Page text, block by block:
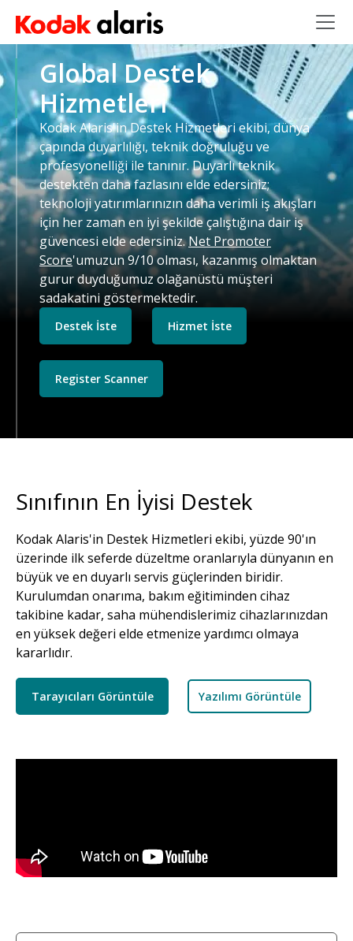
Global Destek
Hizmetleri
Kodak Alaris'in Destek Hizmetleri ekibi, dünya
çapında duyarlılığı, teknik doğruluğu ve
profesyonelliği ile tanınır. Duyarlı teknik
destekten daha fazlasını elde edersiniz;
teknoloji yatırımlarınızın daha verimli iş akışları
için her zaman en iyi şekilde çalıştığına dair iş
güvencesi elde edersiniz.Net Promoter
Score'umuzun 9/10 olması, kazanmış olmaktan
gurur duyduğumuz olağanüstü müşteri
sadakatini göstermektedir.
Destek İste Hizmet İste
Register Scanner
Sınıfının En İyisi Destek
Kodak Alaris'in Destek Hizmetleri ekibi, yüzde 90'ın
üzerinde ilk seferde düzeltme oranlarıyla dünyanın en
büyük ve en duyarlı servis güçlerinden biridir.
Kurulumdan onarıma, bakım eğitiminden cihaz
takibine kadar, saha mühendislerimiz cihazlarınızdan
en yüksek değeri elde etmenize yardımcı olmaya
kararlıdır.
Tarayıcıları Görüntüle Yazılımı Görüntüle